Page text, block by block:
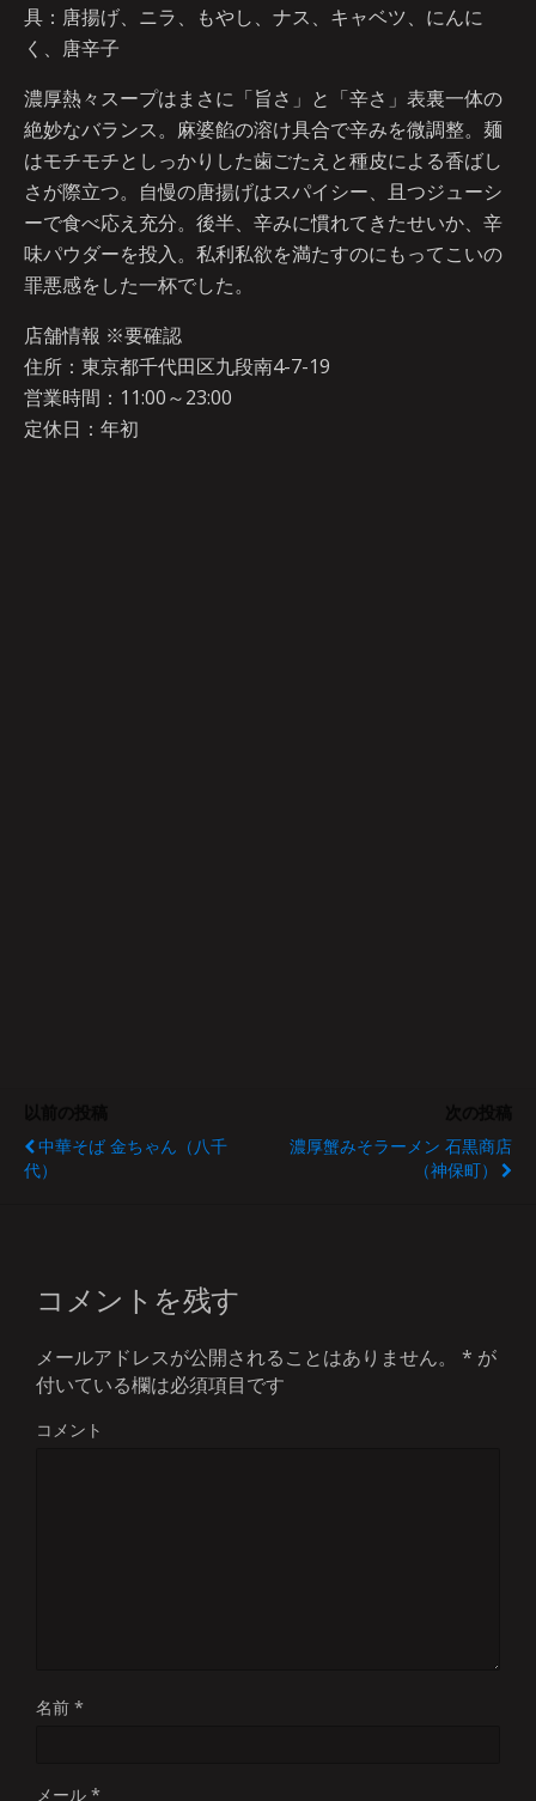
具：唐揚げ、ニラ、もやし、ナス、キャベツ、にんに
く、唐辛子
濃厚熱々スープはまさに「旨さ」と「辛さ」表裏一体の
絶妙なバランス。麻婆餡の溶け具合で辛みを微調整。麺
はモチモチとしっかりした歯ごたえと種皮による香ばし
さが際立つ。自慢の唐揚げはスパイシー、且つジューシ
ーで食べ応え充分。後半、辛みに慣れてきたせいか、辛
味パウダーを投入。私利私欲を満たすのにもってこいの
罪悪感をした一杯でした。
店舗情報 ※要確認
住所：東京都千代田区九段南4-7-19
営業時間：11:00～23:00
定休日：年初
中華そば 金ちゃん（八千
代）
濃厚蟹みそラーメン 石黒商店
（神保町）
コメントを残す
メールアドレスが公開されることはありません。 * が
付いている欄は必須項目です
コメント
名前 *
メール *